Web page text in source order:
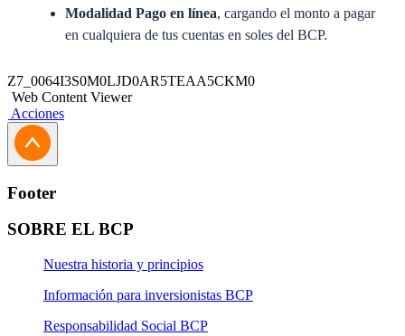
Modalidad Pago en línea, cargando el monto a pagar
en cualquiera de tus cuentas en soles del BCP.
Ejecutivo Comercial o a nuestros Asesores en las
el portal de AFPnet
Contrato de Afiliación al Sistema de Pago Electrónico de
Guía de Contrato de Afiliación al Sistema de Pago
Z7_0064I3S0M0LJD0AR5TEAA5CKM0
Web Content Viewer
Acciones
Footer
SOBRE EL BCP
Nuestra historia y principios
Información para inversionistas BCP
Responsabilidad Social BCP